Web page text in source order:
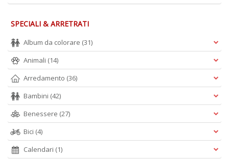
SPECIALI & ARRETRATI
Album da colorare (31)
Animali (14)
Arredamento (36)
Bambini (42)
Benessere (27)
Bici (4)
Calendari (1)